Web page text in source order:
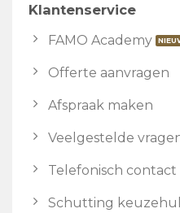
Klantenservice
FAMO Academy
Offerte aanvragen
Afspraak maken
Veelgestelde
Telefonisch contact
Schutting